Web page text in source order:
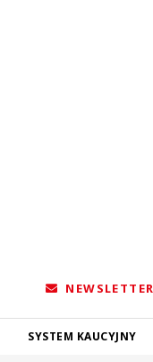
NEWSLETTER
SYSTEM KAUCYJNY